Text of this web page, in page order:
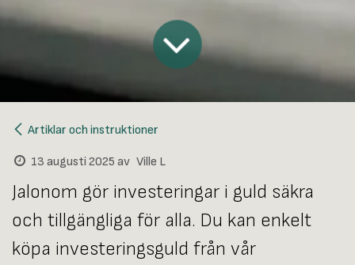
Artiklar och instruktioner
13 augusti 2025 av Ville L
Jalonom gör investeringar i guld säkra
och tillgängliga för alla. Du kan enkelt
köpa investeringsguld från vår